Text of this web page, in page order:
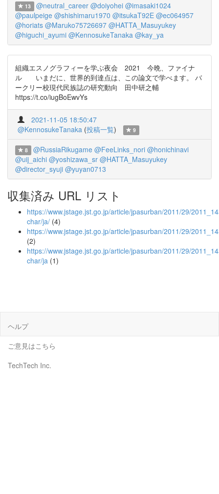
13 @neutral_career @doiyohei @imasaki1024
@paulpeige @shishimaru1970 @itsukaT92E @ec064957
@horiats @Maruko75726697 @HATTA_Masuyukey
@higuchi_ayumi @KennosukeTanaka @kay_ya
組織エスノグラフィーを学ぶ夜会 2021 今晩、ファイナ
ル いまだに、世界的到達点は、この論文で学べます。 バ
ークリー校現代民族誌の研究動向 田中研之輔
https://t.co/iugBoEwvYs
2021-11-05 18:50:47
@KennosukeTanaka (投稿一覧) 9
8 @RussiaRikugame @FeeLinks_nori @honichinavi
@uij_aichi @yoshizawa_sr @HATTA_Masuyukey
@director_syuji @yuyan0713
収集済み URL リスト
https://www.jstage.jst.go.jp/article/jpasurban/2011/29/
char/ja/ (4)
https://www.jstage.jst.go.jp/article/jpasurban/2011/29/
(2)
https://www.jstage.jst.go.jp/article/jpasurban/2011/29/
char/ja (1)
ヘルプ
ご意見はこちら
TechTech Inc.